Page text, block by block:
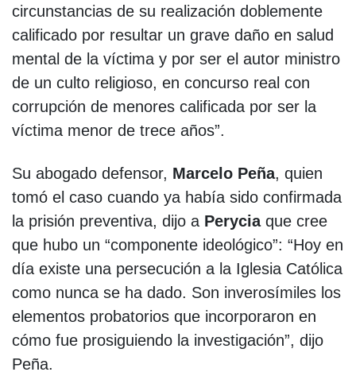
circunstancias de su realización doblemente
calificado por resultar un grave daño en salud
mental de la víctima y por ser el autor ministro
de un culto religioso, en concurso real con
corrupción de menores calificada por ser la
víctima menor de trece años”.
Su abogado defensor, Marcelo Peña, quien
tomó el caso cuando ya había sido confirmada
la prisión preventiva, dijo a Peryciaque cree
que hubo un “componente ideológico”: “Hoy en
día existe una persecución a la Iglesia Católica
como nunca se ha dado. Son inverosímiles los
elementos probatorios que incorporaron en
cómo fue prosiguiendo la investigación”, dijo
Peña.